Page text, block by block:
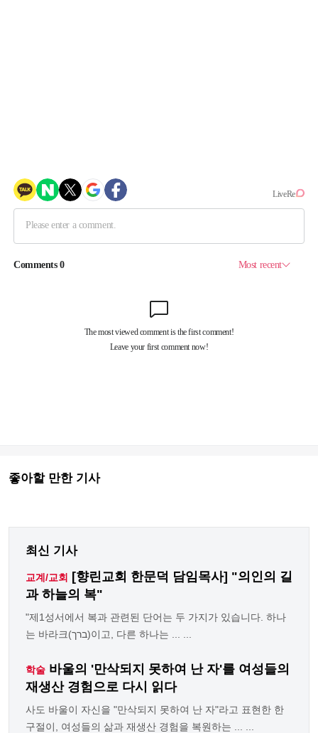
좋아할 만한 기사
최신 기사
교계/교회 [향린교회 한문덕 담임목사] "의인의 길
과 하늘의 복"
"제1성서에서 복과 관련된 단어는 두 가지가 있습니다. 하나
는 바라크(ברך)이고, 다른 하나는 ... ...
학술 바울의 '만삭되지 못하여 난 자'를 여성들의
재생산 경험으로 다시 읽다
사도 바울이 자신을 "만삭되지 못하여 난 자"라고 표현한 한
구절이, 여성들의 삶과 재생산 경험을 복원하는 ... ...